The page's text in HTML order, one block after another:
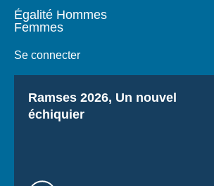
Égalité Hommes
Femmes
Se connecter
Titre
Ramses 2026, Un nouvel
échiquier